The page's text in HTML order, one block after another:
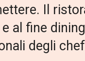
Il
al fine
degli